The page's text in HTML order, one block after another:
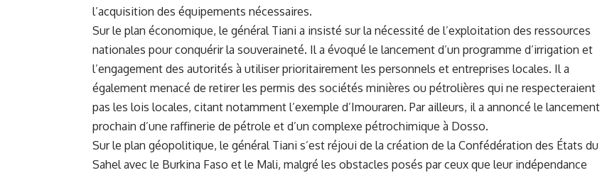
l’acquisition des équipements nécessaires.
Sur le plan économique, le général Tiani a insisté sur la nécessité de l’exploitation des ressources
nationales pour conquérir la souveraineté. Il a évoqué le lancement d’un programme d’irrigation et
l’engagement des autorités à utiliser prioritairement les personnels et entreprises locales. Il a
également menacé de retirer les permis des sociétés minières ou pétrolières qui ne respecteraient
pas les lois locales, citant notamment l’exemple d’Imouraren. Par ailleurs, il a annoncé le lancement
prochain d’une raffinerie de pétrole et d’un complexe pétrochimique à Dosso.
Sur le plan géopolitique, le général Tiani s’est réjoui de la création de la Confédération des États du
Sahel avec le Burkina Faso et le Mali, malgré les obstacles posés par ceux que leur indépendance